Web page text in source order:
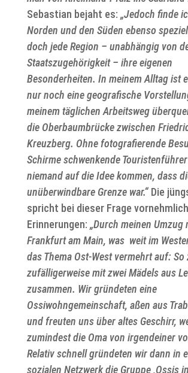
Sebastian bejaht es: „Jedoch finde
Norden und den Süden ebenso
doch jede Region – unabhängig von
Staatszugehörigkeit – ihre eigenen
Besonderheiten. In meinem Alltag ist
nur noch eine geografische
meinem täglichen Arbeitsweg
die Oberbaumbrücke zwischen
Kreuzberg. Ohne fotografierende
Schirme schwenkende
niemand auf die Idee kommen, dass
unüberwindbare Grenze war.“Die
spricht bei dieser Frage
Erinnerungen: „Durch meinen Umzug
Frankfurt am Main, was weit im
das Thema Ost-West vermehrt auf: So
zufälligerweise mit zwei Mädels aus
zusammen. Wir gründeten eine
Ossiwohngemeinschaft, aßen aus
und freuten uns über altes Geschirr,
zumindest die Oma von irgendeiner
Relativ schnell gründeten wir dann in
sozialen Netzwerk die Gruppe ‚Ossis